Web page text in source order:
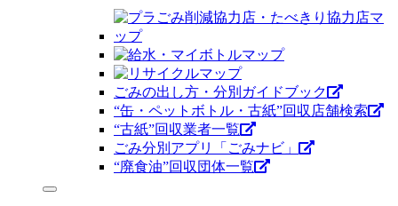
ごみの出し方・分別ガイドブック
“缶・ペットボトル・古紙”回収店舗検索
“古紙”回収業者一覧
ごみ分別アプリ「ごみナビ」
“廃食油”回収団体一覧